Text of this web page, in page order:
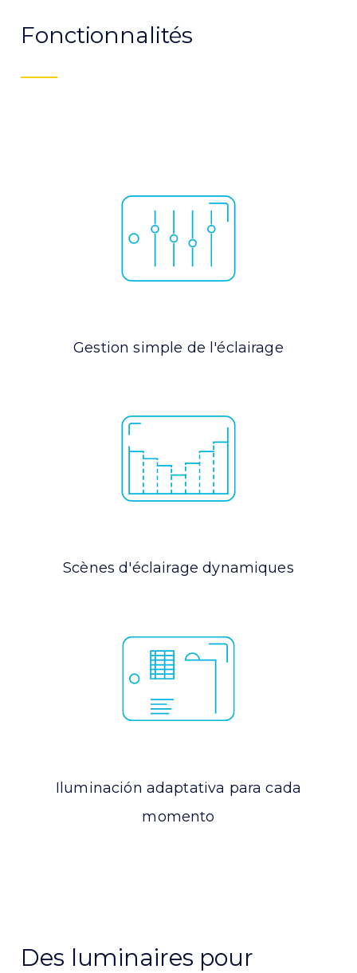
Fonctionnalités
Gestion simple de l'éclairage
Scènes d'éclairage dynamiques
Iluminación adaptativa para cada
momento
Des luminaires pour